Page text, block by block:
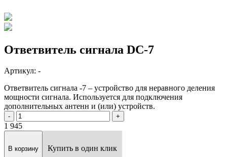
Ответвитель сигнала DC-7
Артикул: -
Ответвитель сигнала -7 – устройство для неравного деления
мощности сигнала. Используется для подключения
дополнительных антенн и (или) устройств.
- +
1 945
В корзину Купить в один клик